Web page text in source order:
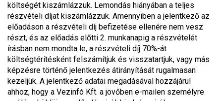
költségét kiszámlázzuk. Lemondás hiányában a teljes
részvételi díjat kiszámlázzuk. Amennyiben a jelentkező az
előadáson a részvételi díj befizetése ellenére nem vesz
részt, és az előadás előtti 2. munkanapig a részvételét
írásban nem mondta le, a részvételi díj 70%-át
költségtérítésként felszámítjuk és visszatartjuk, vagy más
képzésre történő jelentkezés átirányítását rugalmasan
kezeljük. A jelentkező adatai megadásával hozzájárul
ahhoz, hogy a Vezinfó Kft. a jövőben e-mailen személyre